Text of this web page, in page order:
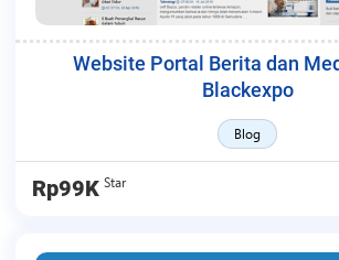
Website Portal Berita dan
Blackexpo
Blog
Rp99K Star